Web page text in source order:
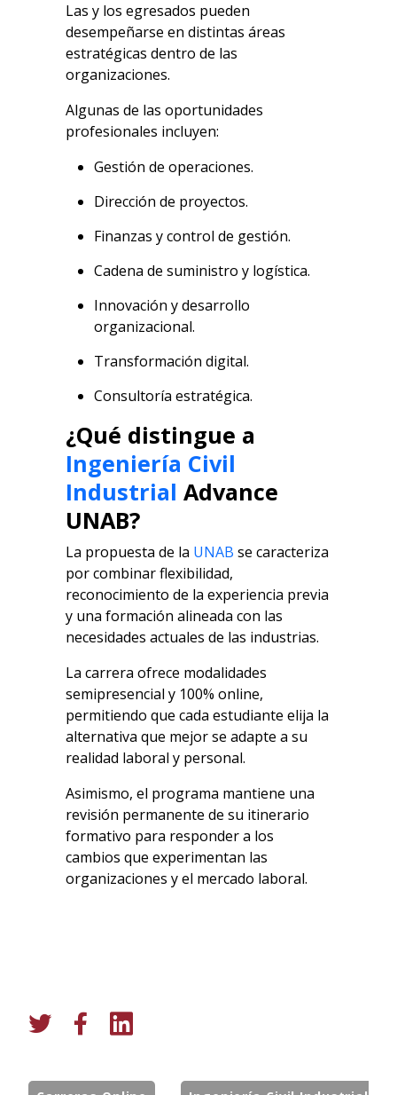
Las y los egresados pueden
desempeñarse en distintas áreas
estratégicas dentro de las
organizaciones.
Algunas de las oportunidades
profesionales incluyen:
Gestión de operaciones.
Dirección de proyectos.
Finanzas y control de gestión.
Cadena de suministro y logística.
Innovación y desarrollo
organizacional.
Transformación digital.
Consultoría estratégica.
¿Qué distingue a
Ingeniería Civil
Industrial Advance
UNAB?
La propuesta de la UNAB se caracteriza
por combinar flexibilidad,
reconocimiento de la experiencia previa
y una formación alineada con las
necesidades actuales de las industrias.
La carrera ofrece modalidades
semipresencial y 100% online,
permitiendo que cada estudiante elija la
alternativa que mejor se adapte a su
realidad laboral y personal.
Asimismo, el programa mantiene una
revisión permanente de su itinerario
formativo para responder a los
cambios que experimentan las
organizaciones y el mercado laboral.